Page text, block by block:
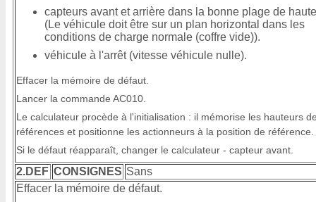
capteurs avant et arrière dans la bonne plage de
(Le véhicule doit être sur un plan horizontal dans les
conditions de charge normale (coffre vide)).
véhicule à l'arrêt (vitesse véhicule nulle).
Effacer la mémoire de défaut.
Lancer la commande AC010.
Le calculateur procède à l'initialisation : il mémorise les hauteurs
références et positionne les actionneurs à la position de référence.
Si le défaut réapparaît, changer le calculateur - capteur avant.
2.DEF CONSIGNES Sans
Effacer la mémoire de défaut.